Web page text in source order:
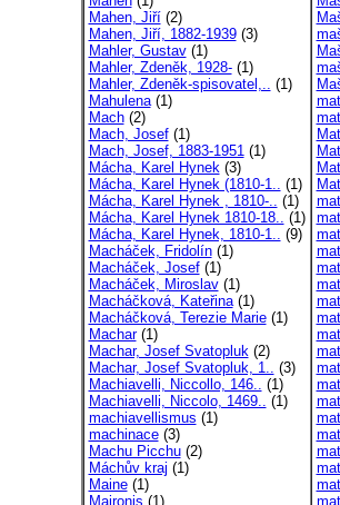
Mahen, Jiří(2)
Mahen, Jiří, 1882-1939(3)
Mahler, Gustav(1)
Mahler, Zdeněk, 1928-(1)
Mahler, Zdeněk-spisovatel,.. (1)
Mahulena(1)
Mach(2)
Mach, Josef(1)
Mach, Josef, 1883-1951(1)
Mácha, Karel Hynek(3)
Mácha, Karel Hynek (1810-1.. (1)
Mácha, Karel Hynek , 1810-.. (1)
Mácha, Karel Hynek 1810-18.. (1)
Mácha, Karel Hynek, 1810-1.. (9)
Macháček, Fridolín(1)
Macháček, Josef(1)
Macháček, Miroslav(1)
Macháčková, Kateřina(1)
Macháčková, Terezie Marie(1)
Machar(1)
Machar, Josef Svatopluk(2)
Machar, Josef Svatopluk, 1.. (3)
Machiavelli, Niccollo, 146.. (1)
Machiavelli, Niccolo, 1469.. (1)
machiavellismus (1)
machinace(3)
Machu Picchu(2)
Máchův kraj (1)
Maine(1)
Maironis (1)
mat